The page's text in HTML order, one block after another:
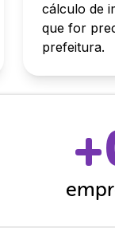
cálculo de
que for
prefeitura.
+